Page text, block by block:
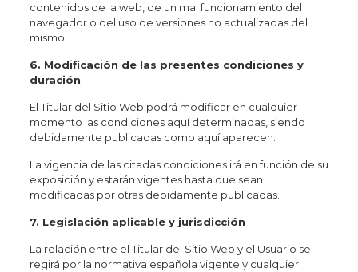
contenidos de la web, de un mal funcionamiento del
navegador o del uso de versiones no actualizadas del
mismo.
6. Modificación de las presentes condiciones y
duración
El Titular del Sitio Web podrá modificar en cualquier
momento las condiciones aquí determinadas, siendo
debidamente publicadas como aquí aparecen.
La vigencia de las citadas condiciones irá en función de su
exposición y estarán vigentes hasta que sean
modificadas por otras debidamente publicadas.
7. Legislación aplicable y jurisdicción
La relación entre el Titular del Sitio Web y el Usuario se
regirá por la normativa española vigente y cualquier